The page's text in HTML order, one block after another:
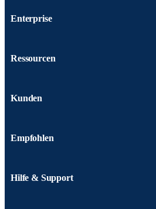
Enterprise
Ressourcen
Kunden
Empfohlen
Hilfe & Support